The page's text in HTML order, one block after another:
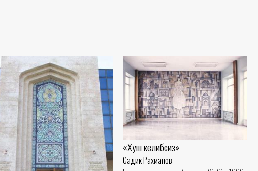
«Хуш келибсиз»
Садик Рахманов